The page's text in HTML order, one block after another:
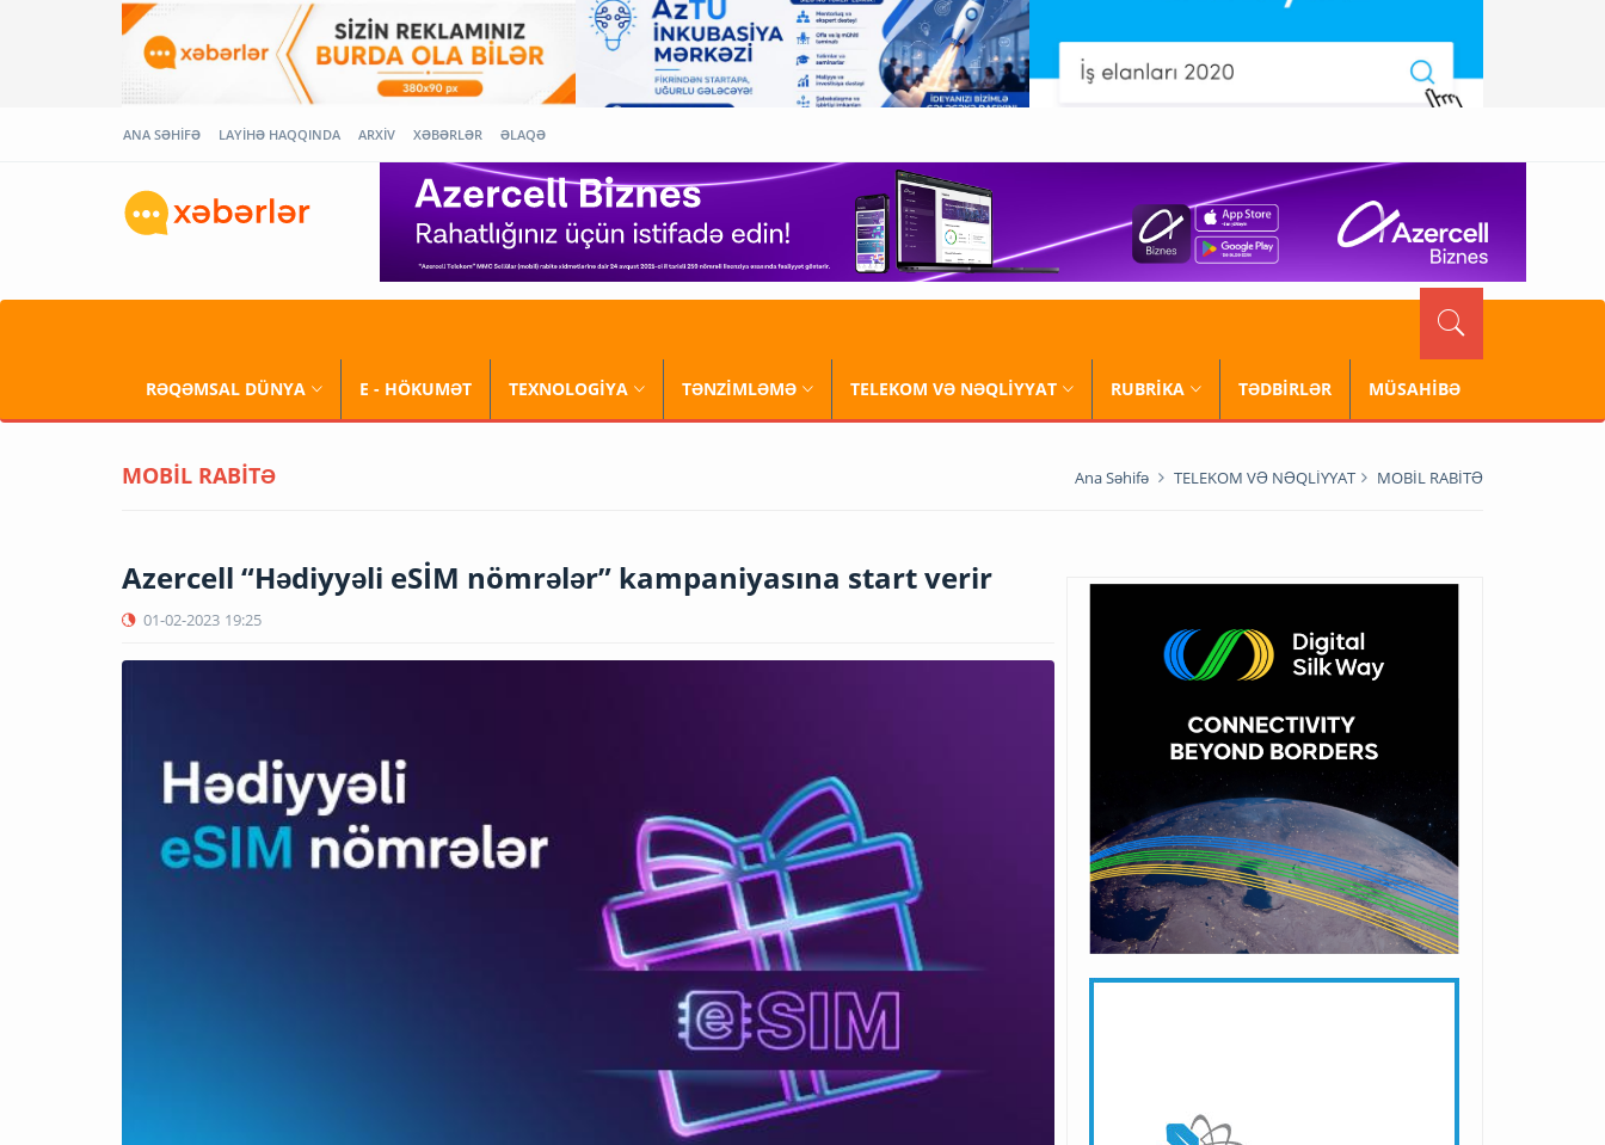
ANA SƏHİFƏ LAYİHƏ HAQQINDA ARXİV XƏBƏRLƏR ƏLAQƏ
RƏQƏMSAL DÜNYA E - HÖKUMƏT TEXNOLOGİYA TƏNZİMLƏMƏ TELEKOM VƏ NƏQLİYYAT RUBRİKA TƏDBİRLƏR MÜSAHİBƏ
MOBİL RABİTƏ Ana Səhifə TELEKOM VƏ NƏQLİYYAT MOBİL RABİTƏ
Azercell “Hədiyyəli eSİM nömrələr” kampaniyasına start verir
01-02-2023 19:25